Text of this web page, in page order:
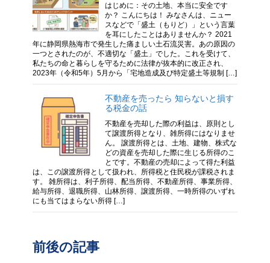
はじめに：その土地、本当に安全です
か？ こんにちは！ みなさんは、ニュー
スなどで「盛土（もりど）」という言葉
を耳にしたことはありませんか？ 2021
年に静岡県熱海市で発生した痛ましい土石流災害。あの原因の
一つとされたのが、不適切な「盛土」でした。これを受けて、
私たちの命と暮らしを守るために法律が抜本的に改正され、
2023年（令和5年）5月から「宅地造成及び特定盛土等規制 […]
不動産を売ったら 知らないと損す
る税金の話
不動産を売却した際の利益は、原則とし
て譲渡所得となり、雑所得にはなりませ
ん。 譲渡所得とは、土地、建物、株式な
どの資産を売却した際に生じる所得のこ
とです。不動産の売却によって得た利益
は、この譲渡所得として扱われ、所得税と住民税が課税されま
す。 雑所得は、利子所得、配当所得、不動産所得、事業所得、
給与所得、退職所得、山林所得、譲渡所得、一時所得のいずれ
にも当てはまらない所得 […]
前後の記事